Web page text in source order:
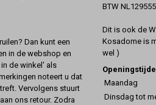
Dan kunt een
in de webshop en
de winkel' als
noteert u dat
Vervolgens stuurt
ons retour. Zodra
BTW
Dit is ook de
Kosadome is
wel )
Maandag
Dinsdag tot